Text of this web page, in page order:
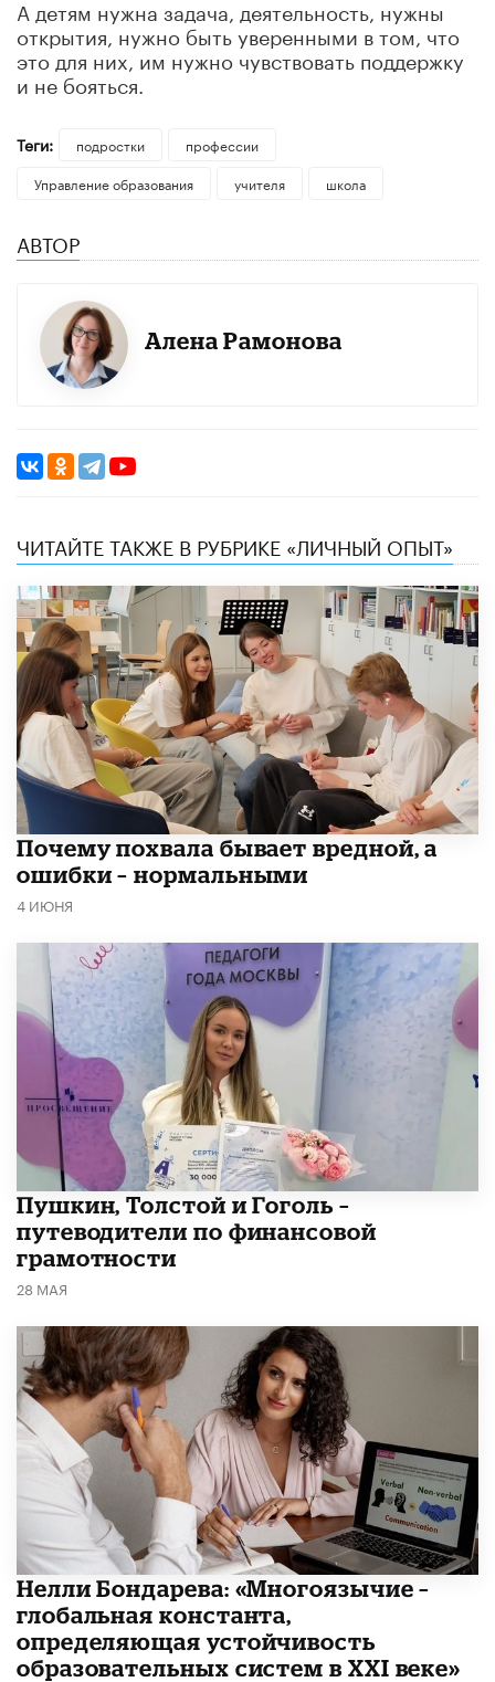
А детям нужна задача, деятельность, нужны
открытия, нужно быть уверенными в том, что
это для них, им нужно чувствовать поддержку
и не бояться.
Теги: подростки
профессии
Управление образования
учителя школа
АВТОР
Алена Рамонова
ЧИТАЙТЕ ТАКЖЕ В РУБРИКЕ «ЛИЧНЫЙ ОПЫТ»
​Почему похвала бывает вредной, а
ошибки – нормальными
4 ИЮНЯ
​Пушкин, Толстой и Гоголь –
путеводители по финансовой
грамотности
28 МАЯ
​Нелли Бондарева: «Многоязычие –
глобальная константа,
определяющая устойчивость
образовательных систем в XXI веке»